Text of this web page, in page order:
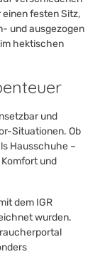
festen Sitz,
und ausgezogen
hektischen
und
Situationen. Ob
Hausschuhe –
und
dem IGR
wurden.